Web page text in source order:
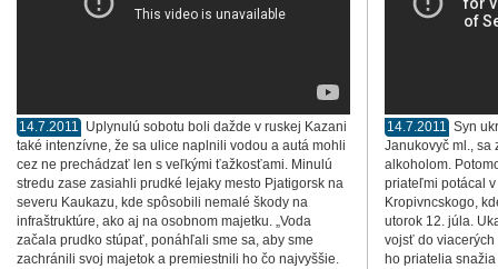
14.7.2011 Uplynulú sobotu boli dažde v ruskej Kazani
také intenzívne, že sa ulice naplnili vodou a autá mohli
cez ne prechádzať len s veľkými ťažkosťami. Minulú
stredu zase zasiahli prudké lejaky mesto Pjatigorsk na
severu Kaukazu, kde spôsobili nemalé škody na
infraštruktúre, ako aj na osobnom majetku. „Voda
začala prudko stúpať, ponáhľali sme sa, aby sme
zachránili svoj majetok a premiestnili ho čo najvyššie.
14.7.2011 Syn
Janukovyč ml., sa
alkoholom.
priateľmi potácal
Kropivncskogo,
utorok 12. júla.
vojsť do viacerých
ho priatelia